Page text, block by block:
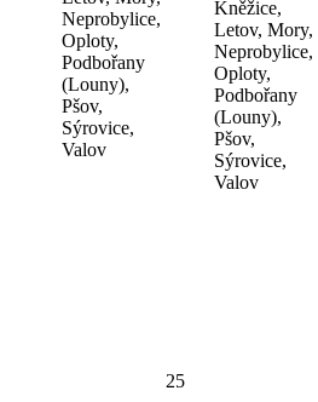
Neprobylice,
Oploty,
Podbořany
(Louny),
Pšov,
Sýrovice,
Valov
Kněžice,
Letov, Mory,
Neprobylice,
Oploty,
Podbořany
(Louny),
Pšov,
Sýrovice,
Valov
25